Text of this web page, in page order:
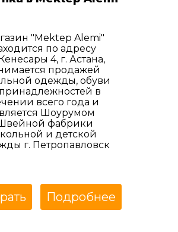
"Mektep Alemi"
по адресу
4, г. Астана,
продажей
одежды, обуви
в
всего года и
Шоурумом
фабрики
и детской
г. Петропавловск
Подробнее